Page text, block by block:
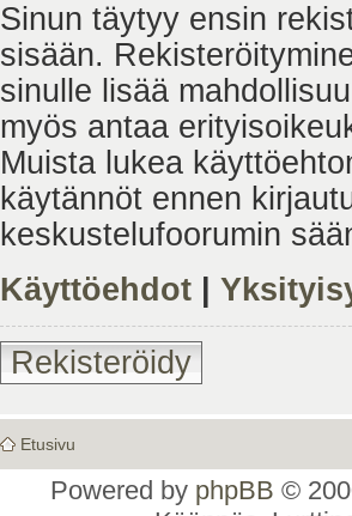
Sinun täytyy ensin
sisään.
sinulle lisää
myös antaa
Muista lukea
käytännöt ennen
keskustelufoorumin
Käyttöehdot
Rekisteröidy
Etusivu
Powered by phpBB ©